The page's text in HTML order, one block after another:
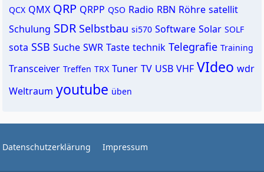
QCX QMX QRP QRPP QSO Radio RBN Röhre satellit
Schulung SDR Selbstbau si570 Software Solar SOLF
sota SSB Suche SWR Taste technik Telegrafie Training
Transceiver Treffen TRX Tuner TV USB VHF VIdeo wdr
Weltraum youtube üben
Datenschutzerklärung Impressum